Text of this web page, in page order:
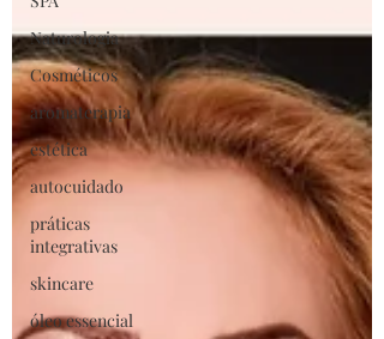
Naturologia
Cosméticos
aromaterapia
estética
autocuidado
práticas
integrativas
skincare
óleo essencial